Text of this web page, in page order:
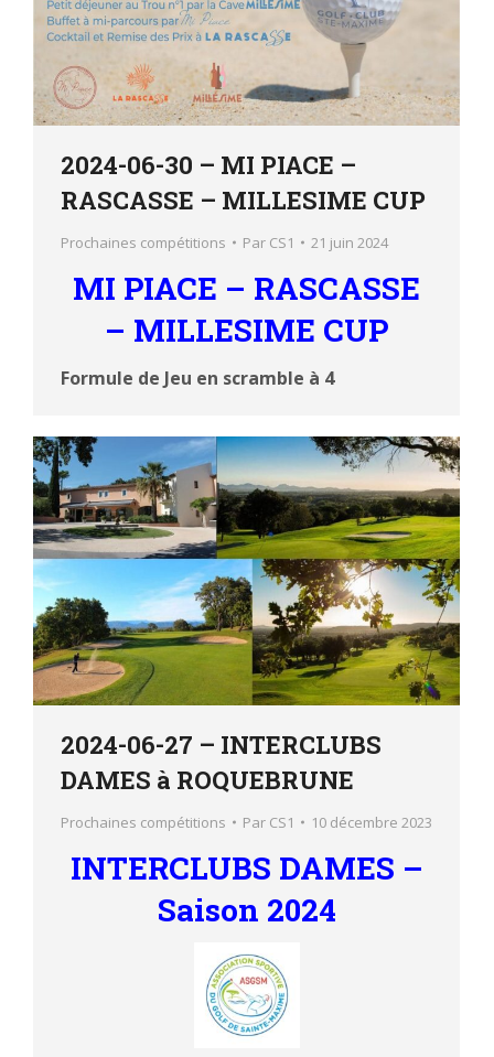
2024-06-30 – MI PIACE –
RASCASSE – MILLESIME CUP
Prochaines compétitions Par CS1 21 juin 2024
MI PIACE – RASCASSE
– MILLESIME CUP
Formule de Jeu en scramble à 4
2024-06-27 – INTERCLUBS
DAMES à ROQUEBRUNE
Prochaines compétitions Par CS1 10 décembre 2023
INTERCLUBS DAMES –
Saison 2024